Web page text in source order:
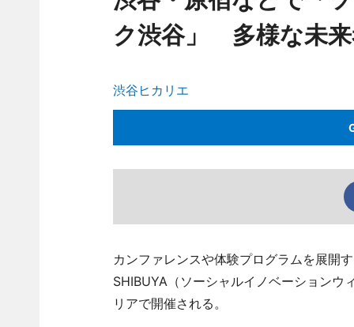
ク渋谷」 多様な未
渋谷ヒカリエ
カンファレンスや体験プログラムを展開
SHIBUYA（ソーシャルイノベーションウ
リアで開催される。